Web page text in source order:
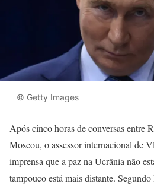
© Getty Images
Após cinco horas de conversas entre
Moscou, o assessor internacional de
imprensa que a paz na Ucrânia não
tampouco está mais distante.